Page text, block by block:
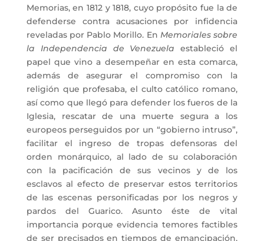
Memorias, en 1812 y 1818, cuyo propósito fue la de
defenderse contra acusaciones por infidencia
reveladas por Pablo Morillo. En Memoriales sobre
la Independencia de Venezuela estableció el
papel que vino a desempeñar en esta comarca,
además de asegurar el compromiso con la
religión que profesaba, el culto católico romano,
así como que llegó para defender los fueros de la
Iglesia, rescatar de una muerte segura a los
europeos perseguidos por un “gobierno intruso”,
facilitar el ingreso de tropas defensoras del
orden monárquico, al lado de su colaboración
con la pacificación de sus vecinos y de los
esclavos al efecto de preservar estos territorios
de las escenas personificadas por los negros y
pardos del Guarico. Asunto éste de vital
importancia porque evidencia temores factibles
de ser precisados en tiempos de emancipación,